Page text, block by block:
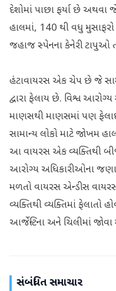
દેશોમાં પાછા ફર્યા છે
હાલમાં, 140 થી વધુ
જહાજ સ્પેનના કેનેરી
હંટાવાયરસ એક ચેપ છે જે
દ્વારા ફેલાય છે. વિશ્વ
માણસથી માણસમાં પણ
સામાન્ય લોકો માટે જોખમ
આ વાયરસ એક વ્યક્તિથી
આરોગ્ય અધિકારીઓના
મળતો વાયરસ એન્ડીસ
વ્યક્તિથી વ્યક્તિમાં ફેલાતો
આર્જેન્ટિના અને ચિલીમાં
સંબંધિત સમાચાર